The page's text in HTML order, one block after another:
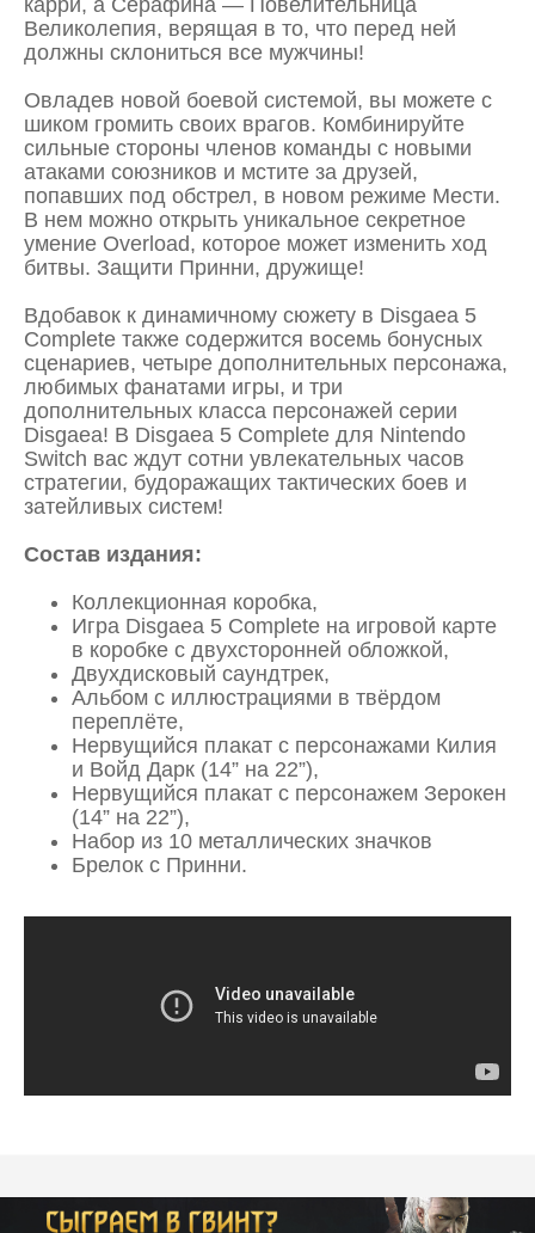
Великолепия, верящая в то, что перед ней
должны склониться все мужчины!
Овладев новой боевой системой, вы можете с
шиком громить своих врагов. Комбинируйте
сильные стороны членов команды с новыми
атаками союзников и мстите за друзей,
попавших под обстрел, в новом режиме Мести.
В нем можно открыть уникальное секретное
умение Overload, которое может изменить ход
битвы. Защити Принни, дружище!
Вдобавок к динамичному сюжету в Disgaea 5
Complete также содержится восемь бонусных
сценариев, четыре дополнительных персонажа,
любимых фанатами игры, и три
дополнительных класса персонажей серии
Disgaea! В Disgaea 5 Complete для Nintendo
Switch вас ждут сотни увлекательных часов
стратегии, будоражащих тактических боев и
затейливых систем!
Состав издания:
Коллекционная коробка,
Игра Disgaea 5 Complete на игровой карте
в коробке с двухсторонней обложкой,
Двухдисковый саундтрек,
Альбом с иллюстрациями в твёрдом
переплёте,
Нервущийся плакат с персонажами Килия
и Войд Дарк (14” на 22”),
Нервущийся плакат с персонажем Зерокен
(14” на 22”),
Набор из 10 металлических значков
Брелок с Принни.